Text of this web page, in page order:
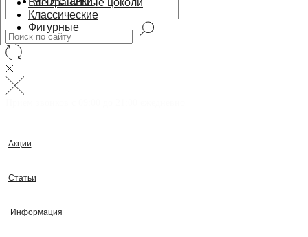
Акции
Статьи
Информация
Все гранитные цоколи
Классические
Фигурные